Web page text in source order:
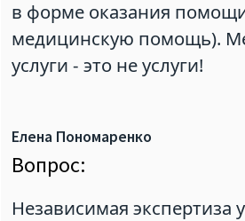
в форме оказания
медицинскую помощь).
услуги - это не услуги!
Елена Пономаренко
Вопрос:
Независимая экспертиза